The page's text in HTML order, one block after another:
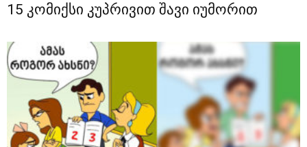
15 კომიქსი კუპრივით შავი იუმორით